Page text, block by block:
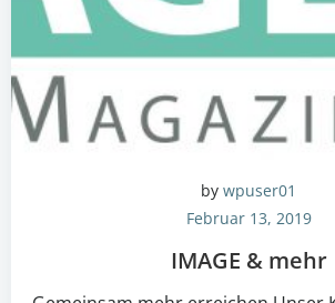
by wpuser01
Februar 13, 2019
IMAGE & mehr